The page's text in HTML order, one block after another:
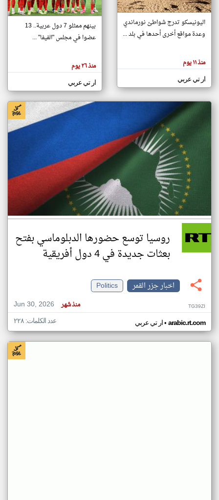
تغيير الدولة
اخبار جزر القمر على مدار الساعة
أهم اخبار جزر القمر العاجلة والمباشرة
هنا عن
وجهة
كاتبيها.
اليونيسكو تدرج شواطئ نورماندي
وعدة مواقع أخرى أحدها في بلد ...
منذ ١١ يوم
ار تي عربي
بينهم ممثلو 7 دول عربية.. 13
عضوا في مجلس "الفيفا" ...
منذ ٢٦ يوم
ار تي عربي
روسيا توسع حضورها الدبلوماسي بفتح
بعثات جديدة في 4 دول أفريقية
اخبار جزر القمر
Politics
Jun 30, 2026
منذ شهر TG39ZI
ار تي عربي• arabic.rt.com عدد الكلمات: ٢٢٨
klyoum.com